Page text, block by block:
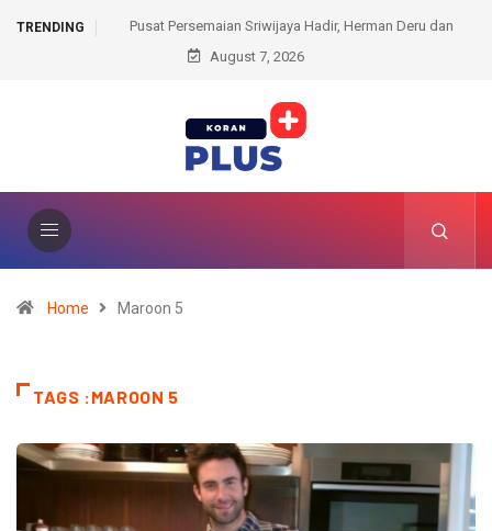
TRENDING
Hadir, Herman Deru dan
Kantah Prabumulih Ajak Camat dan Lurah
August 7, 2026
Home Maroon 5
TAGS :MAROON 5